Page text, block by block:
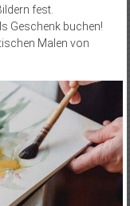
fest.
Geschenk buchen!
Malen von